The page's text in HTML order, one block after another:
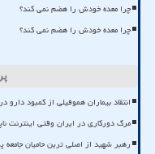
چرا معده خودش را هضم نمی کند؟
چرا معده خودش را هضم نمی کند؟
انتقاد بیماران هموفیلی از کمبود
مرگ دورکاری در ایران وقتی اینترنت
رهبر شهید از اصلی ترین حامیان